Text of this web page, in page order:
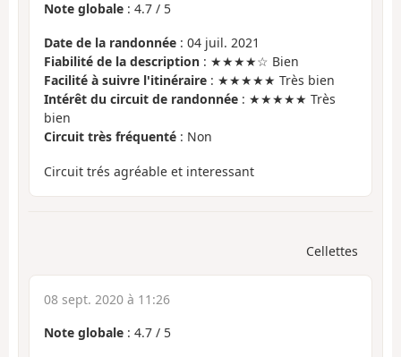
Note globale : 4.7 / 5
Date de la randonnée : 04 juil. 2021
Fiabilité de la description : ★★★★☆ Bien
Facilité à suivre l'itinéraire : ★★★★★ Très bien
Intérêt du circuit de randonnée : ★★★★★ Très
bien
Circuit très fréquenté : Non
Circuit trés agréable et interessant
Cellettes
08 sept. 2020 à 11:26
Note globale : 4.7 / 5